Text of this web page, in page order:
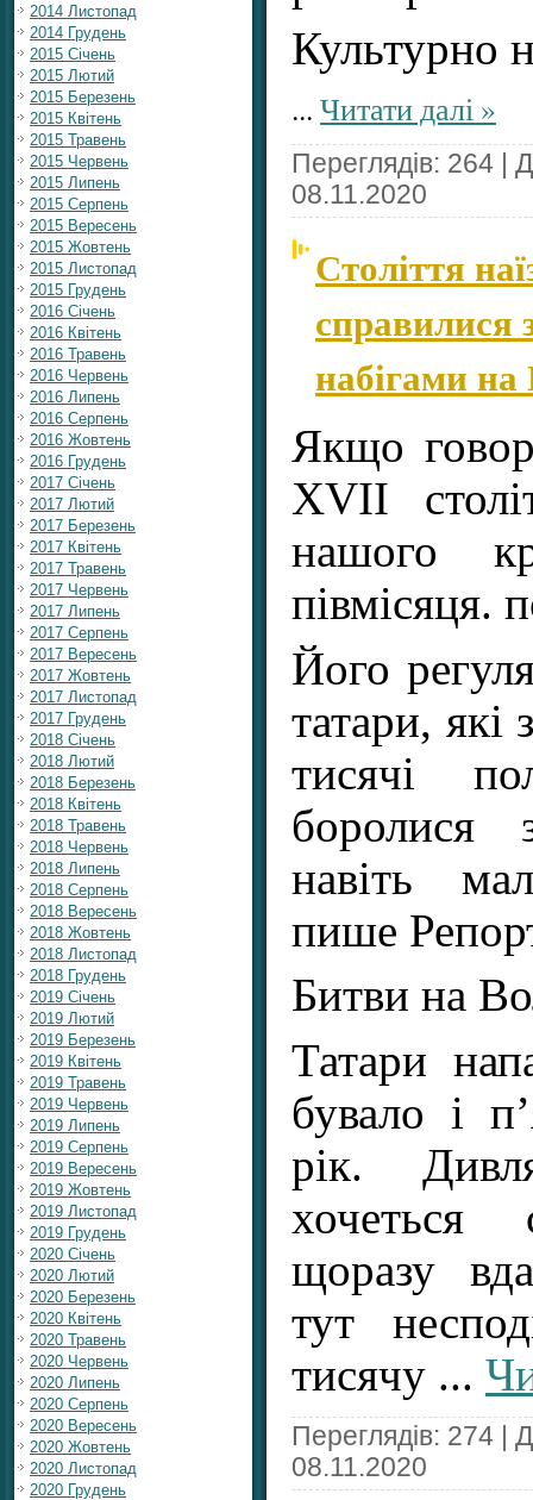
2014 Листопад
2014 Грудень
2015 Січень
2015 Лютий
2015 Березень
2015 Квітень
2015 Травень
2015 Червень
2015 Липень
2015 Серпень
2015 Вересень
2015 Жовтень
2015 Листопад
2015 Грудень
2016 Січень
2016 Квітень
2016 Травень
2016 Червень
2016 Липень
2016 Серпень
2016 Жовтень
2016 Грудень
2017 Січень
2017 Лютий
2017 Березень
2017 Квітень
2017 Травень
2017 Червень
2017 Липень
2017 Серпень
2017 Вересень
2017 Жовтень
2017 Листопад
2017 Грудень
2018 Січень
2018 Лютий
2018 Березень
2018 Квітень
2018 Травень
2018 Червень
2018 Липень
2018 Серпень
2018 Вересень
2018 Жовтень
2018 Листопад
2018 Грудень
2019 Січень
2019 Лютий
2019 Березень
2019 Квітень
2019 Травень
2019 Червень
2019 Липень
2019 Серпень
2019 Вересень
2019 Жовтень
2019 Листопад
2019 Грудень
2020 Січень
2020 Лютий
2020 Березень
2020 Квітень
2020 Травень
2020 Червень
2020 Липень
2020 Серпень
2020 Вересень
2020 Жовтень
2020 Листопад
2020 Грудень
Культурно
... Читати далі »
Переглядів: 264 |
08.11.2020
Століття
справилися
набігами
Якщо
XVII
нашого
півмісяця.
Його
татари,
тисячі
боролися
навіть
пише
Битви на
Татари
бувало і
рік.
щоразу
тут
тисячу ...
Переглядів: 274 |
08.11.2020